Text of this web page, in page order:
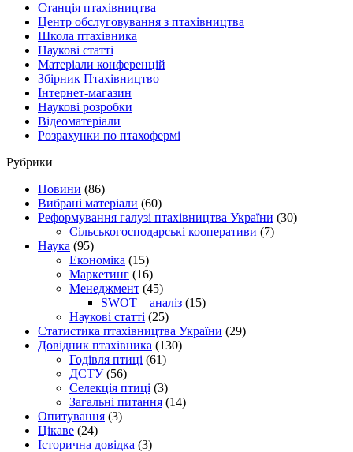
Станція птахівництва
Центр обслуговування з птахівництва
Школа птахівника
Наукові статті
Матеріали конференцій
Збірник Птахівництво
Інтернет-магазин
Наукові розробки
Відеоматеріали
Розрахунки по птахофермі
Рубрики
Новини (86)
Вибрані матеріали (60)
Реформування галузі птахівництва України (30)
Сільськогосподарські кооперативи (7)
Наука (95)
Економіка (15)
Маркетинг (16)
Менеджмент (45)
SWOT – аналіз (15)
Наукові статті (25)
Статистика птахівництва України (29)
Довідник птахівника (130)
Годівля птиці (61)
ДСТУ(56)
Селекція птиці (3)
Загальні питання (14)
Опитування (3)
Цікаве (24)
Історична довідка (3)